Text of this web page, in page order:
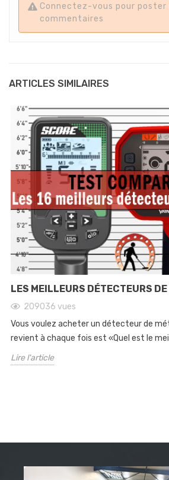
Connectez-vous pour poster
commentaires
ARTICLES SIMILAIRES
LES MEILLEURS DÉTECTEURS
209036 vues
Vous voulez acheter un détecteur de
revient à chaque fois est «Quel est le
Lire l'article